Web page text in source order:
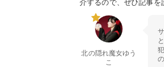
介するので、ぜひ記事を
北の隠れ魔女ゆう
こ